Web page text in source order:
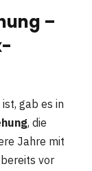
–
gab es in
, die
Jahre mit
vor